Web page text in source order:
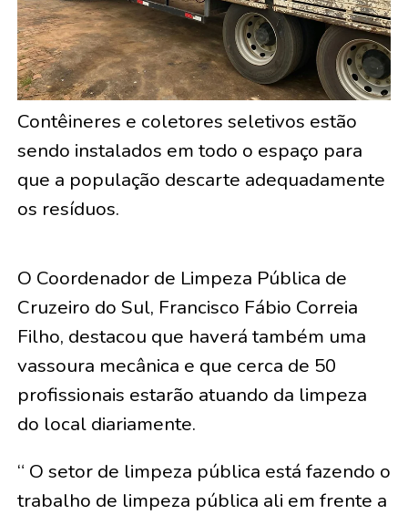
Contêineres e coletores seletivos estão
sendo instalados em todo o espaço para
que a população descarte adequadamente
os resíduos.
O Coordenador de Limpeza Pública de
Cruzeiro do Sul, Francisco Fábio Correia
Filho, destacou que haverá também uma
vassoura mecânica e que cerca de 50
profissionais estarão atuando da limpeza
do local diariamente.
“ O setor de limpeza pública está fazendo o
trabalho de limpeza pública ali em frente a